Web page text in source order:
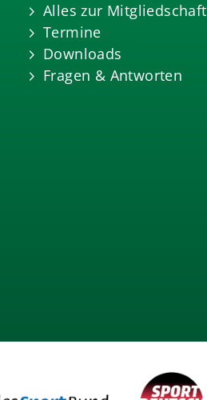
Alles zur Mitgliedschaft
Termine
Downloads
Fragen & Antworten